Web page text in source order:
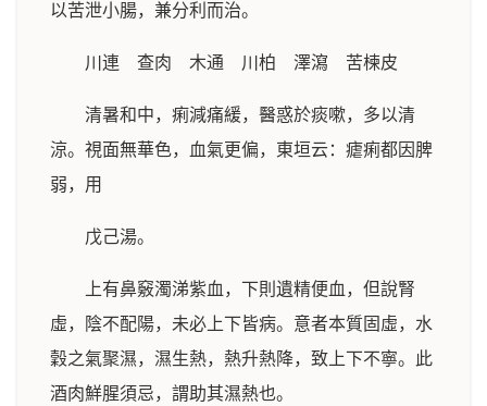
以苦泄小腸，兼分利而治。
川連 查肉 木通 川柏 澤瀉 苦楝皮
清暑和中，痢減痛緩，醫惑於痰嗽，多以清
涼。視面無華色，血氣更偏，東垣云：瘧痢都因脾
弱，用
戊己湯。
上有鼻竅濁涕紫血，下則遺精便血，但說腎
虛，陰不配陽，未必上下皆病。意者本質固虛，水
穀之氣聚濕，濕生熱，熱升熱降，致上下不寧。此
酒肉鮮腥須忌，謂助其濕熱也。